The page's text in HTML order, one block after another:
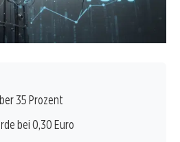
35 Prozent
bei 0,30 Euro